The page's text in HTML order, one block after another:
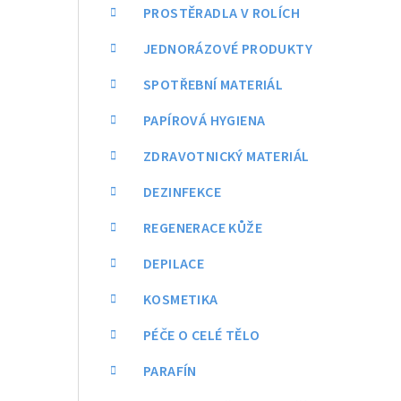
PROSTĚRADLA V ROLÍCH
JEDNORÁZOVÉ PRODUKTY
SPOTŘEBNÍ MATERIÁL
PAPÍROVÁ HYGIENA
ZDRAVOTNICKÝ MATERIÁL
DEZINFEKCE
REGENERACE KŮŽE
DEPILACE
KOSMETIKA
PÉČE O CELÉ TĚLO
PARAFÍN